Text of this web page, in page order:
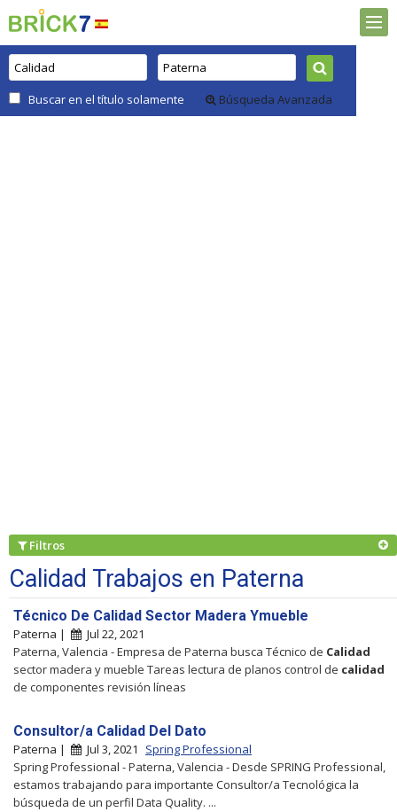
Buscar en el título solamente Búsqueda Avanzada
Filtros
Calidad Trabajos en Paterna
Técnico De Calidad Sector Madera Ymueble
Paterna |
Jul 22, 2021
Paterna, Valencia - Empresa de Paterna busca Técnico de Calidad
sector madera y mueble Tareas lectura de planos control de calidad
de componentes revisión líneas
Consultor/a Calidad Del Dato
Paterna | Jul 3, 2021
Spring Professional
Spring Professional - Paterna, Valencia - Desde SPRING Professional,
estamos trabajando para importante Consultor/a Tecnológica la
búsqueda de un perfil Data Quality. ...